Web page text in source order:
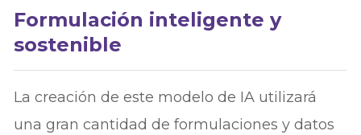
Formulación inteligente y
sostenible
La creación de este modelo de IA utilizará
una gran cantidad de formulaciones y datos